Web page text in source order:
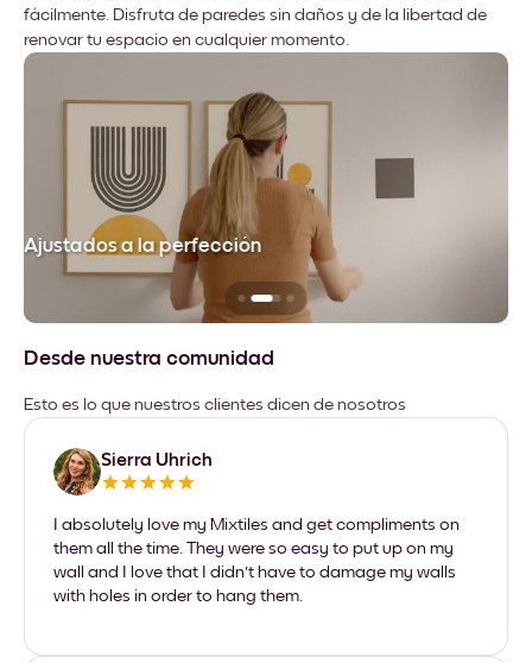
fácilmente. Disfruta de paredes sin daños y de la libertad de
renovar tu espacio en cualquier momento.
Ajustados a la perfección
Desde nuestra comunidad
Esto es lo que nuestros clientes dicen de nosotros
Sierra Uhrich
I absolutely love my Mixtiles and get compliments on
them all the time. They were so easy to put up on my
wall and I love that I didn't have to damage my walls
with holes in order to hang them.